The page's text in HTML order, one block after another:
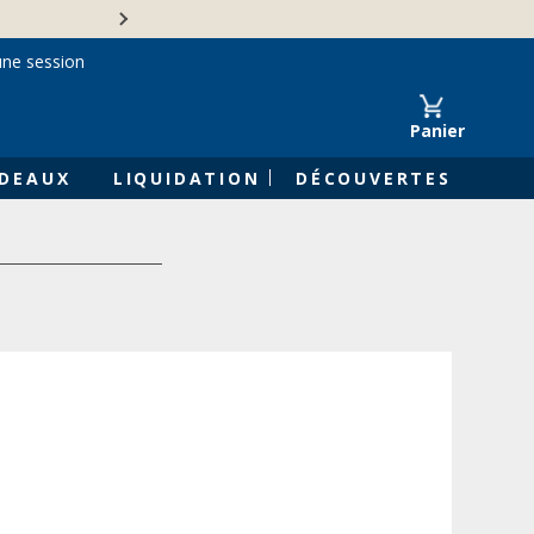
Panier
LIQUIDATION DÉCOUVERTES
session